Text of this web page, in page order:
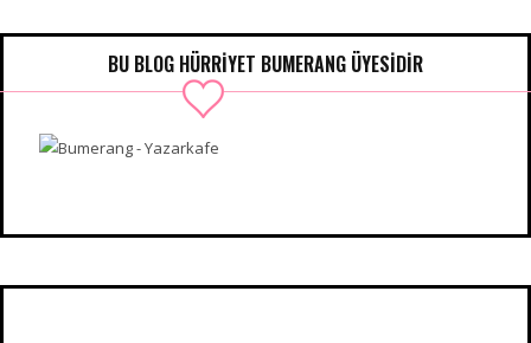
BU BLOG HÜRRIYET BUMERANG ÜYESIDIR